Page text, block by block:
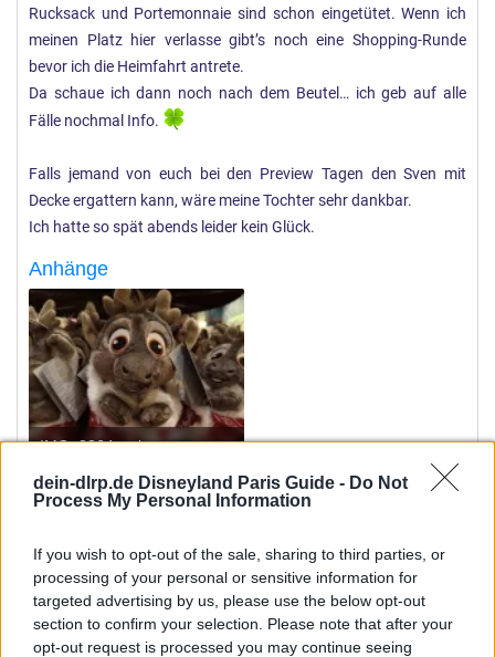
dein-dlrp.de Disneyland Paris Guide - Do Not
Process My Personal Information
If you wish to opt-out of the sale, sharing to third parties, or
processing of your personal or sensitive information for
targeted advertising by us, please use the below opt-out
section to confirm your selection. Please note that after your
opt-out request is processed you may continue seeing
:
Rucksack und Portemonnaie sind schon eingetütet. Wenn ich
meinen Platz hier verlasse gibt’s noch eine Shopping-Runde
bevor ich die Heimfahrt antrete.
Da schaue ich dann noch nach dem Beutel… ich geb auf alle
Fälle nochmal Info.
Falls jemand von euch bei den Preview Tagen den Sven mit
Decke ergattern kann, wäre meine Tochter sehr dankbar.
Ich hatte so spät abends leider kein Glück.
Anhänge
IMG_8364.webp
71,9 KB · Aufrufe: 127